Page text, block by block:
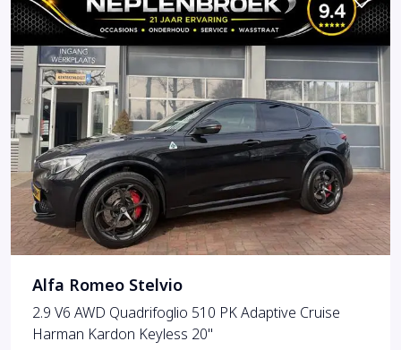
Alfa Romeo Stelvio
2.9 V6 AWD Quadrifoglio 510 PK Adaptive Cruise
Harman Kardon Keyless 20''